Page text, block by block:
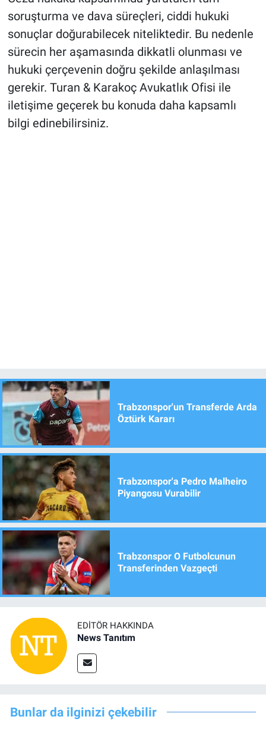
soruşturma ve dava süreçleri, ciddi hukuki
sonuçlar doğurabilecek niteliktedir. Bu nedenle
sürecin her aşamasında dikkatli olunması ve
hukuki çerçevenin doğru şekilde anlaşılması
gerekir. Turan & Karakoç Avukatlık Ofisi ile
iletişime geçerek bu konuda daha kapsamlı
bilgi edinebilirsiniz.
Trabzonspor'un Transferde Arda
Öztürk Kararı
Trabzonspor'a Pedro Malheiro
Piyangosu Vurabilir
Trabzonspor O Futbolcunun
Transferinden Vazgeçti
EDITÖR HAKKINDA
News Tanıtım
Bunlar da ilginizi çekebilir